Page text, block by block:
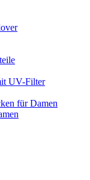
UV-Filter
für Damen